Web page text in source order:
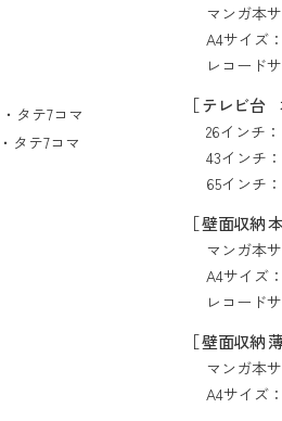
・ タテ7コマ
・ タテ7コマ
マンガ本
A4サイズ：
レコード
［ テレビ台
26インチ：
43インチ：
65インチ：
［ 壁面収納
マンガ本
A4サイズ：
レコード
［ 壁面収納
マンガ本
A4サイズ：